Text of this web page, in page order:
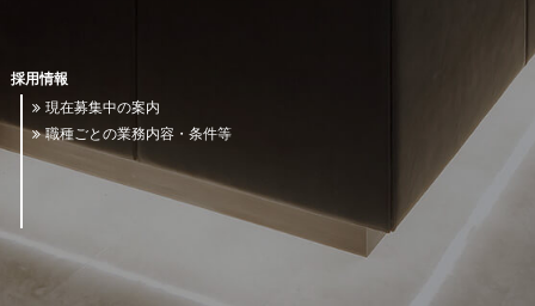
採用情報
現在募集中の案内
職種ごとの業務内容・条件等